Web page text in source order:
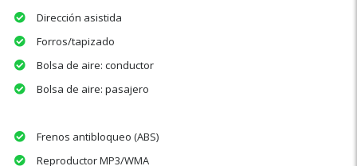
Dirección asistida
Forros/tapizado
Bolsa de aire: conductor
Bolsa de aire: pasajero
Frenos antibloqueo (ABS)
Reproductor MP3/WMA